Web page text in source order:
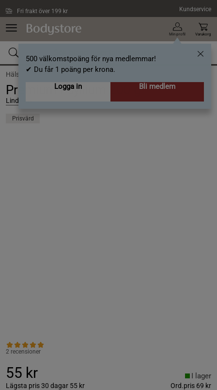
Fri frakt över 199 kr Kundservice
Min profil
500 välkomstpoäng för nya medlemmar!
✔ Du får 1 poäng per krona.
Logga in
Bli medlem
Varukorg
Hälsa / Superfood
Premium Psyllium 200 g
Lindroos
Prisvärd
2 recensioner
55 kr
Lägsta pris 30 dagar 55 kr Ord.pris 69 kr
I lager